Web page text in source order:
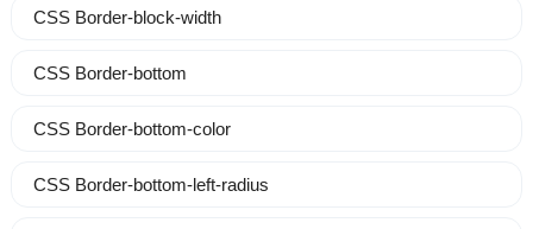
CSS Border-block-width
CSS Border-bottom
CSS Border-bottom-color
CSS Border-bottom-left-radius